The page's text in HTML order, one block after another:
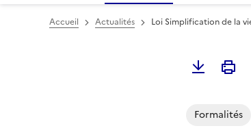
Accueil Actualités Loi Simplification de la
Formalités